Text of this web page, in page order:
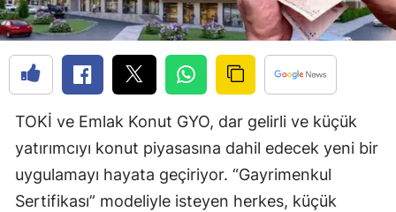
Çanakkale
Çankırı
Çorum
Denizli
Diyarbakır
Edirne
TOKİ ve Emlak Konut GYO, dar gelirli ve küçük
yatırımcıyı konut piyasasına dahil edecek yeni bir
uygulamayı hayata geçiriyor. “Gayrimenkul
Sertifikası” modeliyle isteyen herkes, küçük